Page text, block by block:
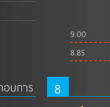
9.00
8.85
อบการ 8